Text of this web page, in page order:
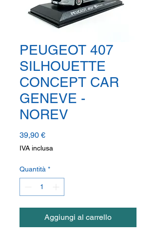
PEUGEOT 407
SILHOUETTE
CONCEPT CAR
GENEVE -
NOREV
39,90 €Prezzo
IVA inclusa
Quantità *
Aggiungi al carrello